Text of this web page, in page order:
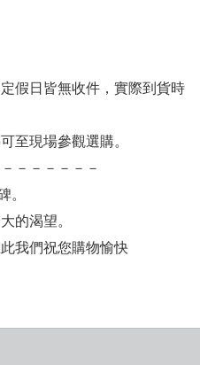
假日皆無收件，實際到貨時
至現場參觀選購。
－－－－－－
。
的渴望。
我們祝您購物愉快